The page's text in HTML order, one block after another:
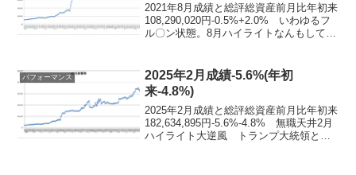
2021年8月成績と総評総資産前月比年初来
108,290,020円-0.5%+2.0% いわゆるフ
ル〇ン状態。8月ハイライトなんもしてな
まいちの反映 先月...
パフォーマンス
2025年2月成績-5.6%(年初
来-4.8%)
2025年2月成績と総評総資産前月比年初来
182,634,895円-5.6%-4.8% 無職天井2月
ハイライト大逆風 トランプ大統領とイ